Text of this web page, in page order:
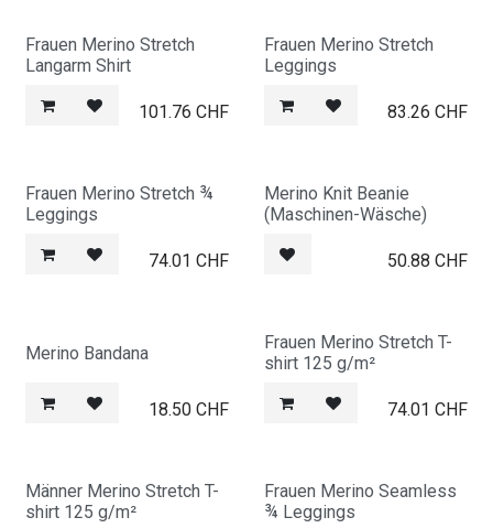
Frauen Merino Stretch
Langarm Shirt
101.76 CHF
Frauen Merino Stretch
Leggings
83.26 CHF
Frauen Merino Stretch ¾
Leggings
74.01 CHF
Merino Knit Beanie
(Maschinen-Wäsche)
50.88 CHF
Merino Bandana
18.50CHF
Frauen Merino Stretch T-
shirt 125 g/m²
74.01 CHF
Männer Merino Stretch T-
shirt 125 g/m²
Frauen Merino Seamless
¾ Leggings